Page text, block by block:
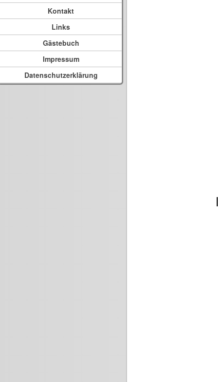
Kontakt
Links
Gästebuch
Impressum
Datenschutzerklärung